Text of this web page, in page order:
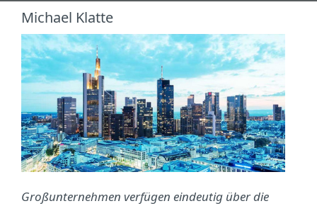
Michael Klatte
Großunternehmen verfügen eindeutig über die